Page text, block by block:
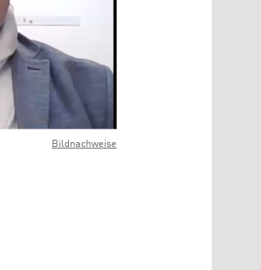
Bildnachweise